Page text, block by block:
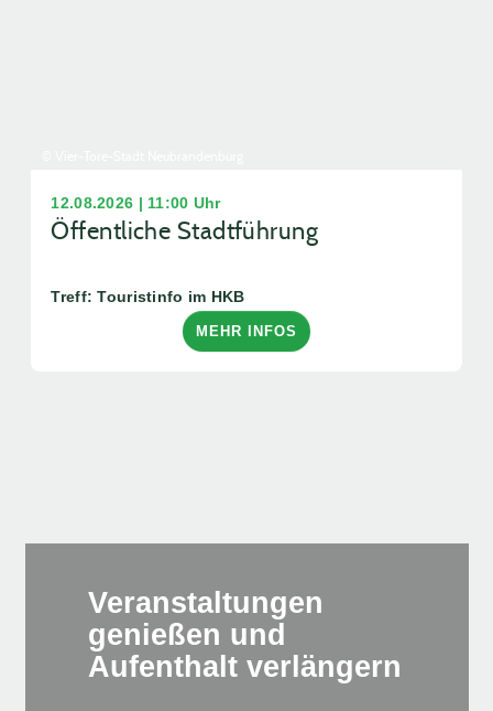
12.08.2026 | 11:00 Uhr
Öffentliche Stadtführung
Treff: Touristinfo im HKB
MEHR INFOS
Veranstaltungen
genießen und
Aufenthalt verlängern